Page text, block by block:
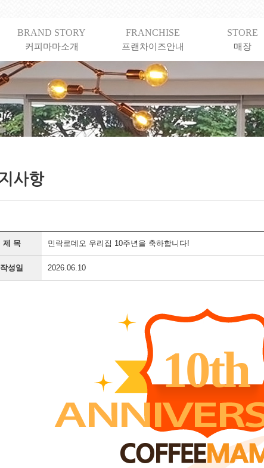
BRAND STORY
커피마마소개
FRANCHISE
프랜차이즈안내
STORE
매장
제 목 민락로데오 우리집 10주년을 축하합니다!
작성일 2026.06.10
10th